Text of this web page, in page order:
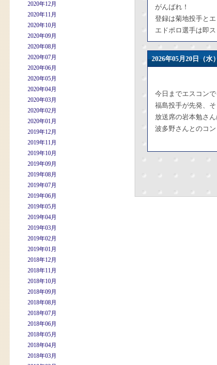
2020年12月
2020年11月
2020年10月
2020年09月
2020年08月
2020年07月
2020年06月
2020年05月
2020年04月
2020年03月
2020年02月
2020年01月
2019年12月
2019年11月
2019年10月
2019年09月
2019年08月
2019年07月
2019年06月
2019年05月
2019年04月
2019年03月
2019年02月
2019年01月
2018年12月
2018年11月
2018年10月
2018年09月
2018年08月
2018年07月
2018年06月
2018年05月
2018年04月
2018年03月
がんばれ！
登録は菊地投手と
エドポロ選手は即
2026年05月20日
今日までエスコン
福島投手が先発、
放送席の岩本勉さ
波多野さんとのコ